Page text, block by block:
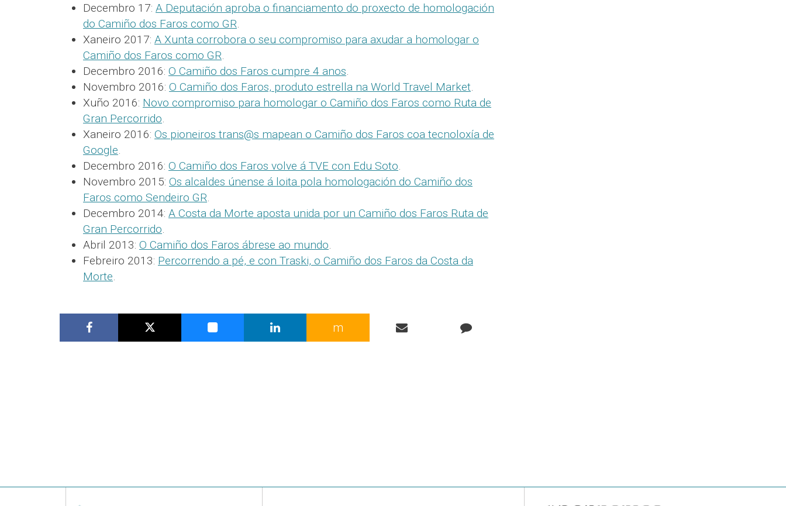
Decembro 17: A Deputación aproba o financiamento do proxecto de homologación
do Camiño dos Faros como GR
Xaneiro 2017: A Xunta corrobora o seu compromiso para axudar a homologar o
Camiño dos Faros como GR
Decembro 2016: O Camiño dos Faros cumpre 4 anos
Novembro 2016: O Camiño dos Faros, produto estrella na World Travel Market
Xuño 2016: Novo compromiso para homologar o Camiño dos Faros como Ruta de
Gran Percorrido
Xaneiro 2016: Os pioneiros trans@s mapean o Camiño dos Faros coa tecnoloxía de
Google
Decembro 2016: O Camiño dos Faros volve á TVE con Edu Soto
Novembro 2015: Os alcaldes únense á loita pola homologación do Camiño dos
Faros como Sendeiro GR
Decembro 2014: A Costa da Morte aposta unida por un Camiño dos Faros Ruta de
Gran Percorrido
Abril 2013: O Camiño dos Faros ábrese ao mundo
Febreiro 2013: Percorrendo a pé, e con Traski, o Camiño dos Faros da Costa da
Morte
m